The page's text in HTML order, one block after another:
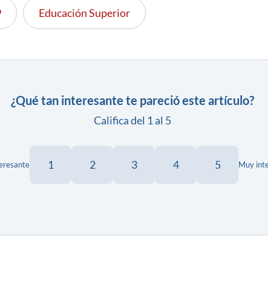
Educación Superior
¿Qué tan interesante te pareció este artículo?
Califica del 1 al 5
1 2 3 4 5 Muy